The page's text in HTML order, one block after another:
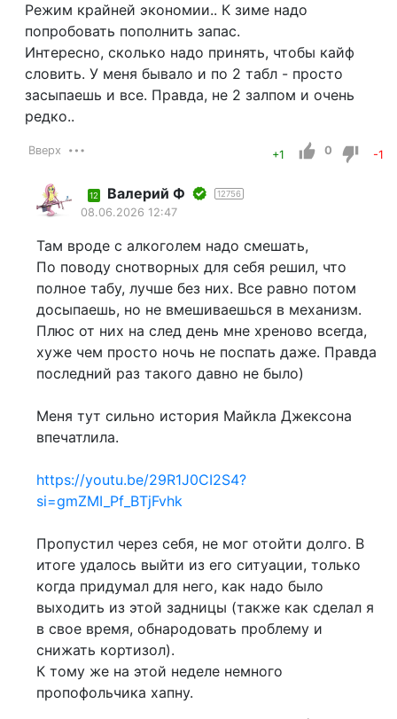
Режим крайней экономии.. К зиме надо
попробовать пополнить запас.
Интересно, сколько надо принять, чтобы кайф
словить. У меня бывало и по 2 табл - просто
засыпаешь и все. Правда, не 2 залпом и очень
редко..
Вверх +1 0 -1
12 Валерий Ф 12756
08.06.2026 12:47
Там вроде с алкоголем надо смешать,
По поводу снотворных для себя решил, что
полное табу, лучше без них. Все равно потом
досыпаешь, но не вмешиваешься в механизм.
Плюс от них на след день мне хреново всегда,
хуже чем просто ночь не поспать даже. Правда
последний раз такого давно не было)
Меня тут сильно история Майкла Джексона
впечатлила.
https://youtu.be/29R1J0CI2S4?
si=gmZMI_Pf_BTjFvhk
Пропустил через себя, не мог отойти долго. В
итоге удалось выйти из его ситуации, только
когда придумал для него, как надо было
выходить из этой задницы (также как сделал я
в свое время, обнародовать проблему и
снижать кортизол).
К тому же на этой неделе немного
пропофольчика хапну.